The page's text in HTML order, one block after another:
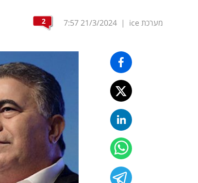
מערכת ice |
21/3/2024
7:57
2